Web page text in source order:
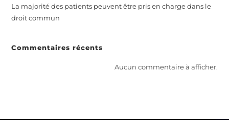
La majorité des patients peuvent être pris en charge dans le
droit commun
Commentaires récents
Aucun commentaire à afficher.